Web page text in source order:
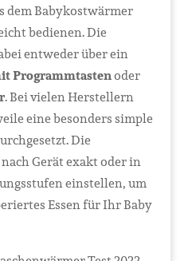
dem Babykostwärmer
bedienen. Die
entweder über ein
Programmtastenoder
. Bei vielen Herstellern
eine besonders simple
Die
Gerät exakt oder in
einstellen, um
Essen für Ihr Baby